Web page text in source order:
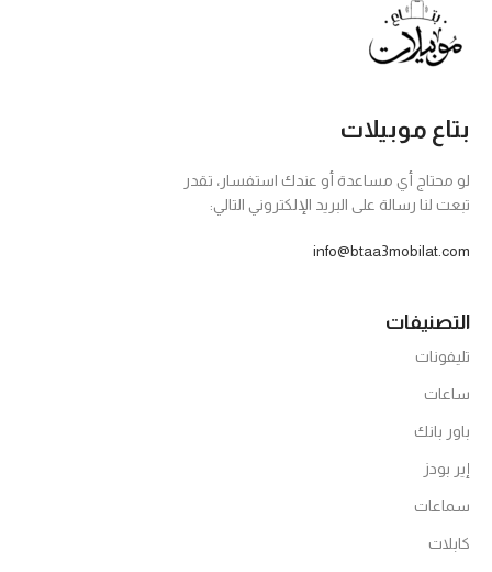
بتاع موبيلات
لو محتاج أي مساعدة أو عندك استفسار، تقدر
تبعت لنا رسالة على البريد الإلكتروني التالي:
info@btaa3mobilat.com
التصنيفات
تليفونات
ساعات
باور بانك
إير بودز
سماعات
كابلات